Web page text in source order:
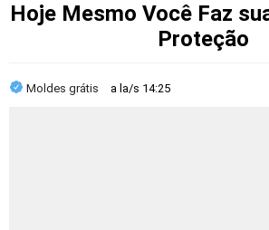
Hoje Mesmo Você Faz
Proteção
Moldes grátis a la/s 14:25